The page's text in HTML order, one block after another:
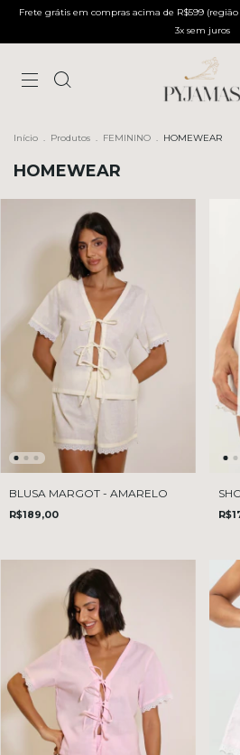
Frete grátis em compras acima de R$599
3x sem juros
Início . Produtos . FEMININO . HOMEWEAR
HOMEWEAR
BLUSA MARGOT - AMARELO
R$189,00